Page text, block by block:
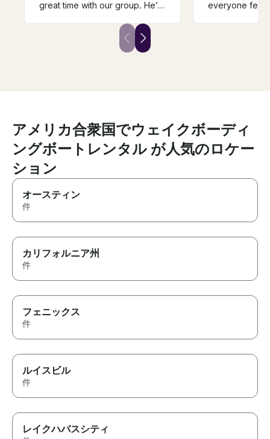
great time with our group. He’s
ahold of, quick to respond, Laid
back, patient, and also great
wake surf instructor! All around
everyone feel
アメリカ合衆国でウェイクボーディ
ングボートレンタル が人気のロケー
ション
オースティン
件
カリフォルニア州
件
フェニックス
件
ルイスビル
件
レイクハバスシティ